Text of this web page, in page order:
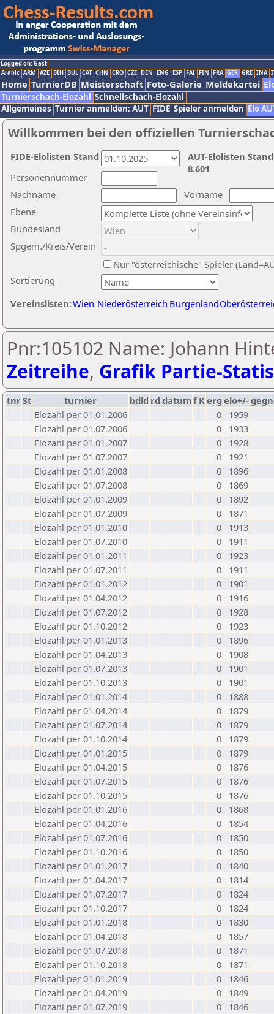
Logged on: Gast
Arabic ARM AZE BIH BUL CAT CHN CRO CZE DEN ENG ESP FAI FIN FRA GER GRE INA
Home TurnierDB Meisterschaft Foto-Galerie Meldekartei
Turnierschach-Elozahl Schnellschach-Elozahl
Allgemeines Turnier anmelden: AUT FIDE Spieler anmelden Elo
Willkommen bei den offiziellen
Nachname
Vorname
Ebene
Sortierung
Personennummer
Bundesland
Spgem./Kreis/Verein
Nur "österreichische" Spieler
Vereinslisten:Wien Niederösterreich Burgenland
AUT-Elolisten
8.601
FIDE-Elolisten Stand
Pnr:105102 Name: Johann
Zeitreihe, Grafik Partie-
tnrSt turnier bdld rd datumf Kerg elo+/-
Elozahl per 01.01.2006
0
1959
Elozahl per 01.07.2006
0
1933
Elozahl per 01.01.2007
0
1928
Elozahl per 01.07.2007
0
1921
Elozahl per 01.01.2008
0
1896
Elozahl per 01.07.2008
0
1869
Elozahl per 01.01.2009
0
1892
Elozahl per 01.07.2009
0
1871
Elozahl per 01.01.2010
0
1913
Elozahl per 01.07.2010
0
1911
Elozahl per 01.01.2011
0
1923
Elozahl per 01.07.2011
0
1911
Elozahl per 01.01.2012
0
1901
Elozahl per 01.04.2012
0
1916
Elozahl per 01.07.2012
0
1928
Elozahl per 01.10.2012
0
1923
Elozahl per 01.01.2013
0
1896
Elozahl per 01.04.2013
0
1908
Elozahl per 01.07.2013
0
1901
Elozahl per 01.10.2013
0
1901
Elozahl per 01.01.2014
0
1888
Elozahl per 01.04.2014
0
1879
Elozahl per 01.07.2014
0
1879
Elozahl per 01.10.2014
0
1879
Elozahl per 01.01.2015
0
1879
Elozahl per 01.04.2015
0
1876
Elozahl per 01.07.2015
0
1876
Elozahl per 01.10.2015
0
1876
Elozahl per 01.01.2016
0
1868
Elozahl per 01.04.2016
0
1854
Elozahl per 01.07.2016
0
1850
Elozahl per 01.10.2016
0
1850
Elozahl per 01.01.2017
0
1840
Elozahl per 01.04.2017
0
1814
Elozahl per 01.07.2017
0
1824
Elozahl per 01.10.2017
0
1824
Elozahl per 01.01.2018
0
1830
Elozahl per 01.04.2018
0
1857
Elozahl per 01.07.2018
0
1871
Elozahl per 01.10.2018
0
1871
Elozahl per 01.01.2019
0
1846
Elozahl per 01.04.2019
0
1849
Elozahl per 01.07.2019
0
1846